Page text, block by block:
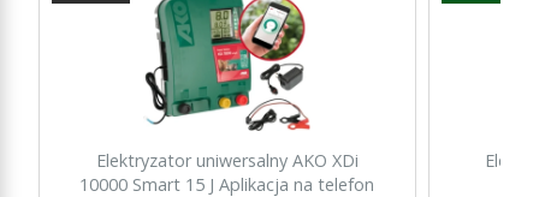
Elektryzator uniwersalny AKO XDi
10000 Smart 15 J Aplikacja na telefon